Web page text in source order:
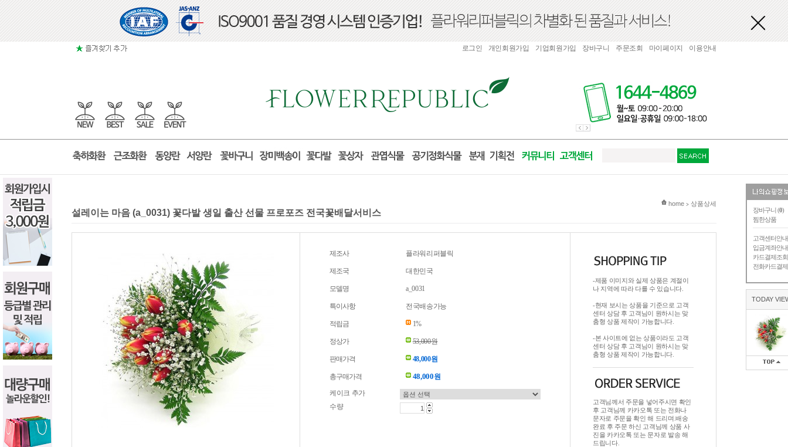
장바구니 (0)
찜한상품
고객센터안내
입금계좌안내
카드결제조회
전화카드결제
TODAY
로그인 개인회원가입 기업회원가입 장바구니 주문조회 마이페이지 이용안내
현재 위치
home > 상품상세
설레이는 마음 (a_0031) 꽃다발 생일 출산 선물 프로포즈 전국꽃배달서비스
제조사 플라워리퍼블릭
제조국 대한민국
모델명 a_0031
특이사항 전국배송가능
적립금 1%
정상가 53,000원
판매가격 48,000원
총구매가격 48,000원
케이크 추가
수량
-제품 이미지와 실제 상품은 계절이
나 지역에 따라 다를 수 있습니다.
-현재 보시는 상품을 기준으로 고객
센터 상담 후 고객님이 원하시는 맞
춤형 상품 제작이 가능합니다.
-본 사이트에 없는 상품이라도 고객
센터 상담 후 고객님이 원하시는 맞
춤형 상품 제작이 가능합니다.
고객님께서 주문을 넣어주시면 확인
후 고객님께 카카오톡 또는 전화나
문자로 주문을 확인 해 드리며.배송
완료 후 주문 하신 고객님께 상품 사
진을 카카오톡 또는 문자로 발송 해
드립니다.